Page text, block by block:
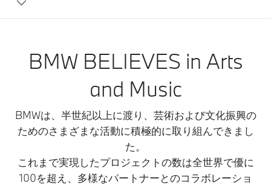
BMW BELIEVES in Arts
and Music
BMWは、半世紀以上に渡り、芸術および文化振興の
ためのさまざまな活動に積極的に取り組んできまし
た。
これまで実現したプロジェクトの数は全世界で優に
100を超え、多様なパートナーとのコラボレーショ